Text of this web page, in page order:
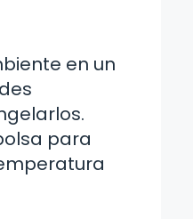
en un
para